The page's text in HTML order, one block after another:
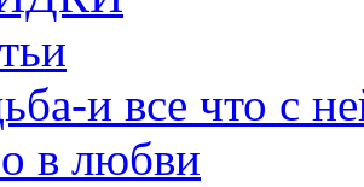
и все что с
в любви